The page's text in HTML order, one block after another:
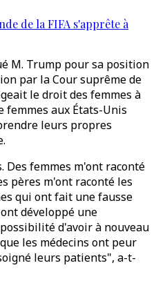
de la FIFA s'apprête à
M. Trump pour sa position
par la Cour suprême de
le droit des femmes à
femmes aux États-Unis
leurs propres
Des femmes m'ont raconté
pères m'ont raconté les
qui ont fait une fausse
développé une
d'avoir à nouveau
les médecins ont peur
leurs patients", a-t-